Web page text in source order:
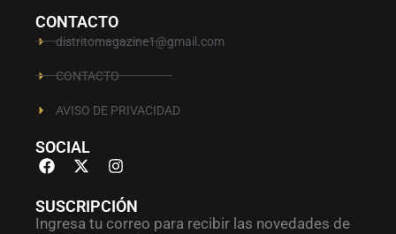
CONTACTO
distritomagazine1@gmail.com
CONTACTO
AVISO DE PRIVACIDAD
SOCIAL
SUSCRIPCIÓN
Ingresa tu correo para recibir las novedades de